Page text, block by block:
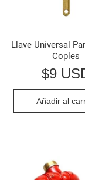
Llave Universal
Coples
$9
Añadir al